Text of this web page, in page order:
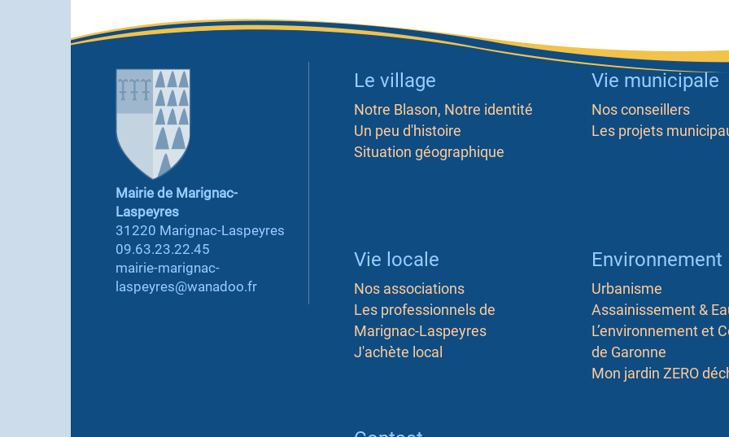
Mairie de Marignac-
Laspeyres
31220 Marignac-Laspeyres
09.63.23.22.45
mairie-marignac-
laspeyres@wanadoo.fr
Le village
Notre Blason, Notre identité
Un peu d'histoire
Situation géographique
Vie municipale
Nos conseillers
Les projets
Vie locale
Nos associations
Les professionnels de
Marignac-Laspeyres
J'achète local
Environnement
Urbanisme
Assainissement &
L’environnement et
de Garonne
Mon jardin ZERO